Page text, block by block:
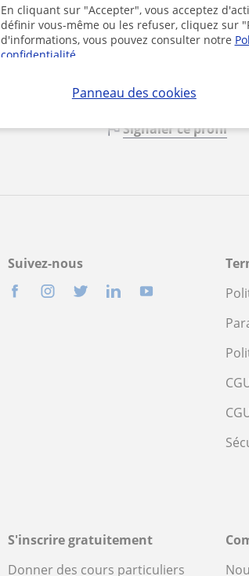
En cliquant sur "Accepter", vous acceptez
définir vous-même ou les refuser, cliquez sur
d'informations, vous pouvez consulter notre
confidentialité.
Panneau des cookies
Signaler ce profil
Suivez-nous
S'inscrire gratuitement
Donner des cours particuliers